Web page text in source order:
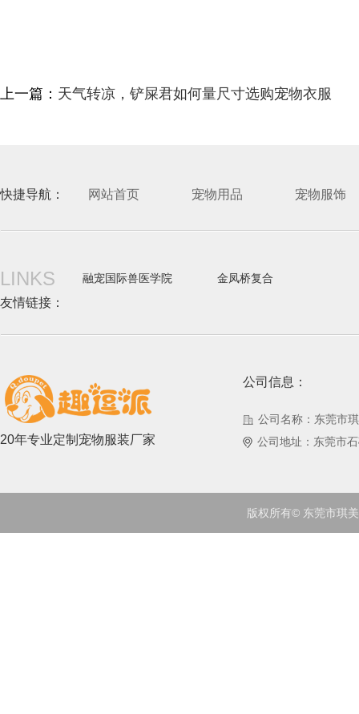
上一篇： 天气转凉，铲屎君如何量尺寸选购宠物衣服
快捷导航： 网站首页 宠物用品 宠物服饰
LINKS 融宠国际兽医学院 金凤桥复合
友情链接：
20年专业定制宠物服装厂家
公司信息：
公司名称：东莞市
公司地址：东莞市
版权所有© 东莞市琪